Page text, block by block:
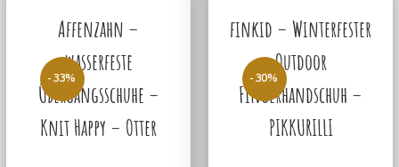
-33%
Affenzahn –
wasserfeste
Übergangsschuhe –
Knit Happy – Otter
-30%
finkid – Winterfester
Outdoor
Fingerhandschuh –
PIKKURILLI